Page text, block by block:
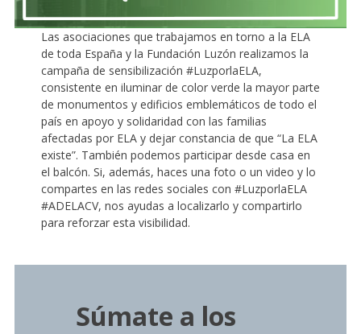
Las asociaciones que trabajamos en torno a la ELA
de toda España y la Fundación Luzón realizamos la
campaña de sensibilización #LuzporlaELA,
consistente en iluminar de color verde la mayor parte
de monumentos y edificios emblemáticos de todo el
país en apoyo y solidaridad con las familias
afectadas por ELA y dejar constancia de que “La ELA
existe”. También podemos participar desde casa en
el balcón. Si, además, haces una foto o un video y lo
compartes en las redes sociales con #LuzporlaELA
#ADELACV, nos ayudas a localizarlo y compartirlo
para reforzar esta visibilidad.
Súmate a los